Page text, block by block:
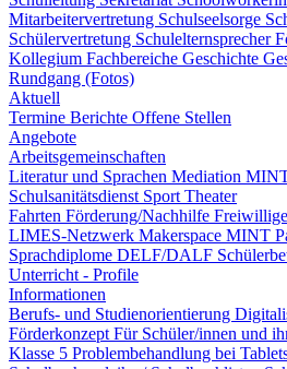
Mitarbeitervertretung Schulseelsorge
Schülervertretung Schulelternsprecher
Kollegium Fachbereiche Geschichte
Rundgang (Fotos)
Aktuell
Termine Berichte Offene Stellen
Angebote
Arbeitsgemeinschaften
Literatur und Sprachen Mediation
Schulsanitätsdienst Sport Theater
Fahrten Förderung/Nachhilfe
LIMES-Netzwerk Makerspace MINT
Sprachdiplome DELF/DALF
Unterricht - Profile
Informationen
Berufs- und Studienorientierung
Förderkonzept Für Schüler/innen und
Klasse 5 Problembehandlung bei